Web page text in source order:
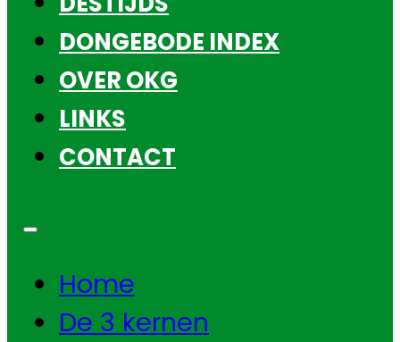
DONGEBODE INDEX
OVER OKG
LINKS
CONTACT
Home
De 3 kernen